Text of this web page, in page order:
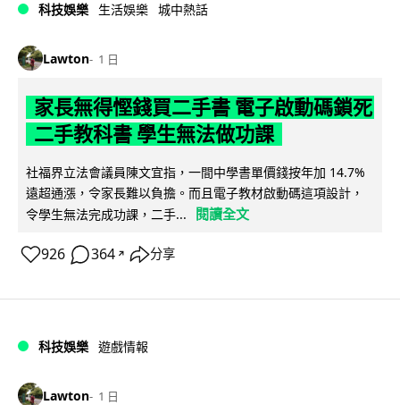
科技娛樂 生活娛樂 城中熱話
Lawton 1 日
家長無得慳錢買二手書 電子啟動碼鎖死
二手教科書 學生無法做功課
社福界立法會議員陳文宜指，一間中學書單價錢按年加 14.7%
遠超通漲，令家長難以負擔。而且電子教材啟動碼這項設計，
令學生無法完成功課，二手...
閱讀全文
926 364 ↗ 分享
科技娛樂 遊戲情報
Lawton 1 日